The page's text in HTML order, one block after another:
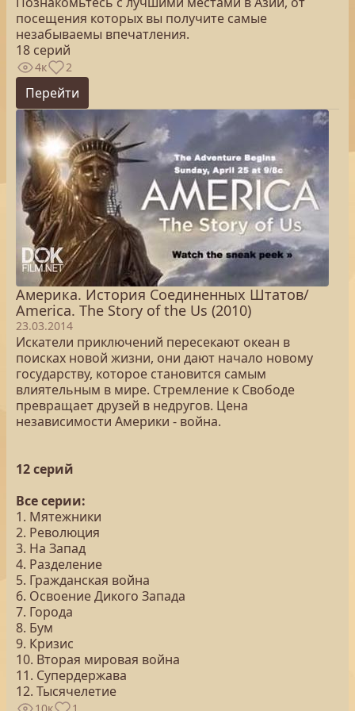
посещения которых вы получите самые
незабываемы впечатления.
18 серий
4к 2
Перейти
Америка. История Соединенных Штатов/
America. The Story of the Us (2010)
23.03.2014
Искатели приключений пересекают океан в
поисках новой жизни, они дают начало новому
государству, которое становится самым
влиятельным в мире. Стремление к Свободе
превращает друзей в недругов. Цена
независимости Америки - война.
12 серий
Все серии:
1. Мятежники
2. Революция
3. На Запад
4. Разделение
5. Гражданская война
6. Освоение Дикого Запада
7. Города
8. Бум
9. Кризис
10. Вторая мировая война
11. Супердержава
12. Тысячелетие